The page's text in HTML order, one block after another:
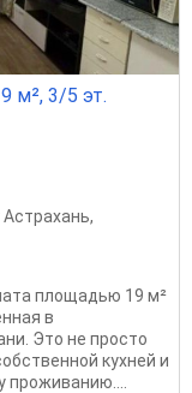
м², 3/5 эт.
Астрахань,
площадью 19 м²
в
Это не просто
кухней и
проживанию....